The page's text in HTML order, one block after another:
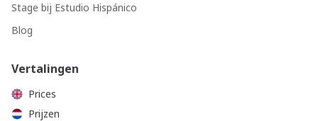
Stage bij Estudio Hispánico
Blog
Vertalingen
Prices
Prijzen